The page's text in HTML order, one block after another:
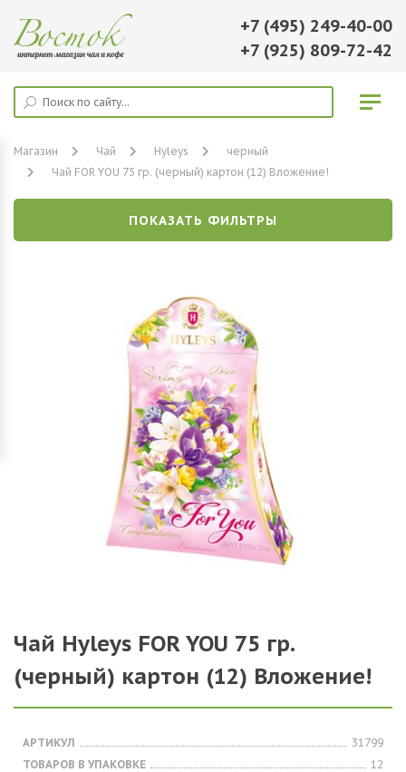
+7 (495) 249-40-00
+7 (925) 809-72-42
Магазин Чай Hyleys
черный
Чай FOR YOU 75 гр. (черный) картон (12) Вложение!
ПОКАЗАТЬ ФИЛЬТРЫ
Чай Hyleys FOR YOU 75 гр.
(черный) картон (12) Вложение!
АРТИКУЛ
31799
ТОВАРОВ В УПАКОВКЕ
12